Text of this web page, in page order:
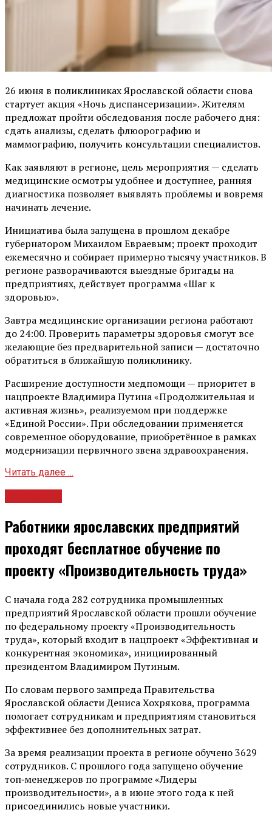
26 июня в поликлиниках Ярославской области снова
стартует акция «Ночь диспансеризации». Жителям
предложат пройти обследования после рабочего дня:
сдать анализы, сделать флюорографию и
маммографию, получить консультации специалистов.
Как заявляют в регионе, цель мероприятия — сделать
медицинские осмотры удобнее и доступнее, ранняя
диагностика позволяет выявлять проблемы и вовремя
начинать лечение.
Инициатива была запущена в прошлом декабре
губернатором Михаилом Евраевым; проект проходит
ежемесячно и собирает примерно тысячу участников. В
регионе разворачиваются выездные бригады на
предприятиях, действует программа «Шаг к
здоровью».
Завтра медицинские организации региона работают
до 24:00. Проверить параметры здоровья смогут все
желающие без предварительной записи — достаточно
обратиться в ближайшую поликлинику.
Расширение доступности медпомощи — приоритет в
нацпроекте Владимира Путина «Продолжительная и
активная жизнь», реализуемом при поддержке
«Единой России». При обследовании применяется
современное оборудование, приобретённое в рамках
модернизации первичного звена здравоохранения.
Читать далее ...
Работники ярославских предприятий
проходят бесплатное обучение по
проекту «Производительность труда»
С начала года 282 сотрудника промышленных
предприятий Ярославской области прошли обучение
по федеральному проекту «Производительность
труда», который входит в нацпроект «Эффективная и
конкурентная экономика», инициированный
президентом Владимиром Путиным.
По словам первого зампреда Правительства
Ярославской области Дениса Хохрякова, программа
помогает сотрудникам и предприятиям становиться
эффективнее без дополнительных затрат.
За время реализации проекта в регионе обучено 3629
сотрудников. С прошлого года запущено обучение
топ‑менеджеров по программе «Лидеры
производительности», а в июне этого года к ней
присоединились новые участники.